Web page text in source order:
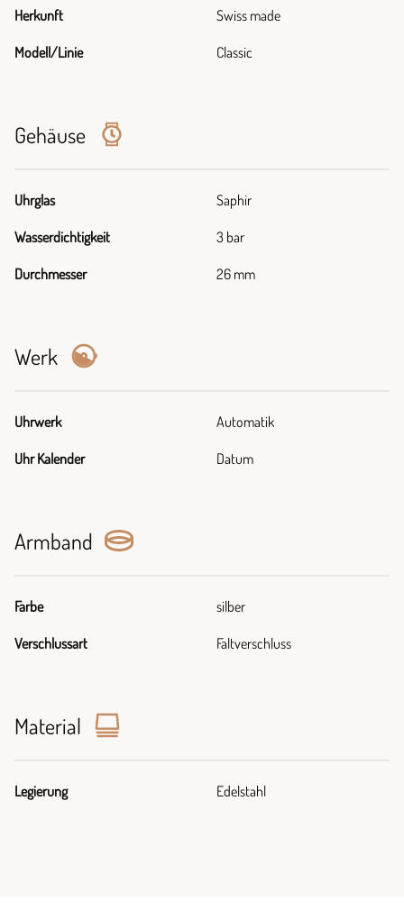
Herkunft Swiss made
Modell/Linie Classic
Gehäuse
Uhrglas Saphir
Wasserdichtigkeit 3 bar
Durchmesser 26 mm
Werk
Uhrwerk Automatik
Uhr Kalender Datum
Armband
Farbe silber
Verschlussart Faltverschluss
Material
Legierung Edelstahl